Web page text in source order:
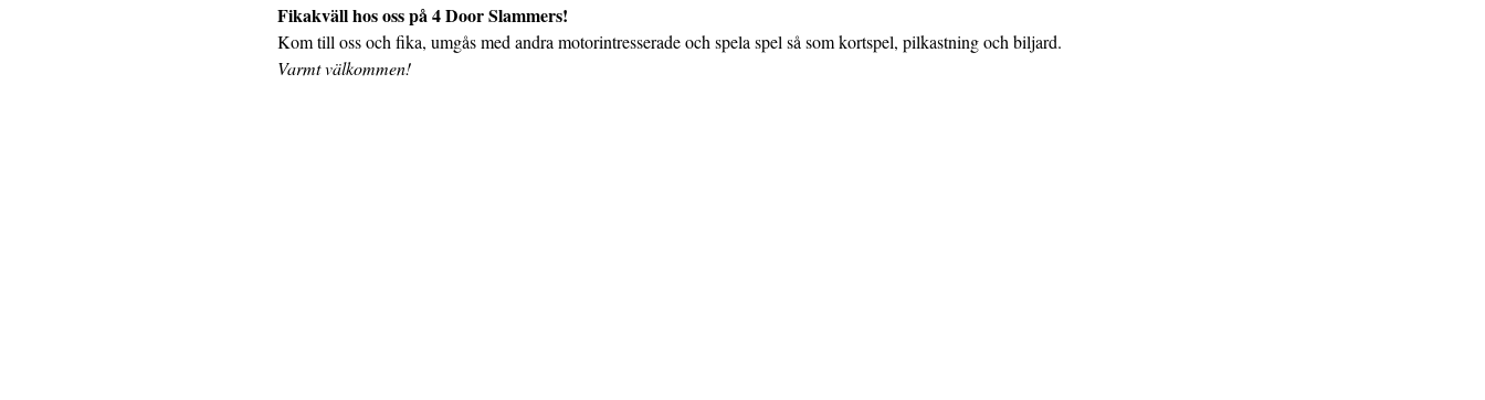
Fikakväll hos oss på 4 Door Slammers!
Kom till oss och fika, umgås med andra motorintresserade och spela spel så som kortspel, pilkastning och biljard.
Varmt välkommen!